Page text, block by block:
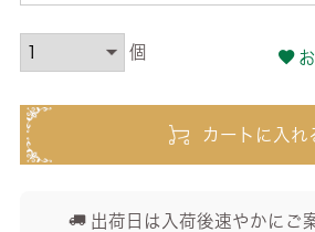
カートに入れ
出荷日は入荷後速やかにご